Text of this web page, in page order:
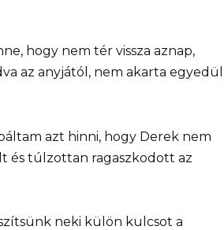
hogy nem tér vissza aznap,
az anyjától, nem akarta egyedül
azt hinni, hogy Derek nem
és túlzottan ragaszkodott az
neki külön kulcsot a